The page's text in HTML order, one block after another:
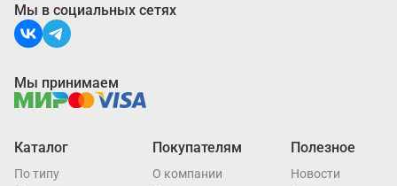
Каталог
По типу
Покупателям
О компании
Полезное
Новости
Мы в социальных сетях
Мы принимаем